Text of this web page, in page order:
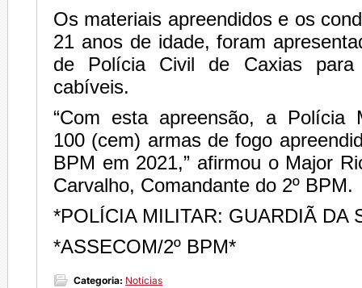
Os materiais apreendidos e os
21 anos de idade, foram
de Polícia Civil de Caxias para
cabíveis.
“Com esta apreensão, a Polícia
100 (cem) armas de fogo
BPM em 2021,” afirmou o Major
Carvalho, Comandante do 2º BPM.
*POLÍCIA MILITAR: GUARDIÃ DA
*ASSECOM/2º BPM*
Categoria: Notícias